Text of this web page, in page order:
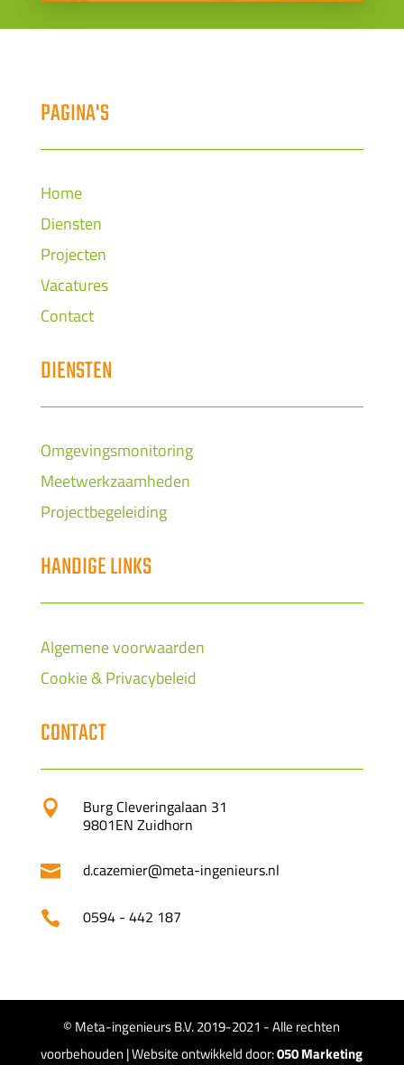
PAGINA'S
Home
Diensten
Projecten
Vacatures
Contact
DIENSTEN
Omgevingsmonitoring
Meetwerkzaamheden
Projectbegeleiding
HANDIGE LINKS
Algemene voorwaarden
Cookie & Privacybeleid
CONTACT

Burg Cleveringalaan 31
9801EN Zuidhorn
 d.cazemier@meta-ingenieurs.nl
 0594 - 442 187
© Meta-ingenieurs B.V. 2019-2021 - Alle rechten
voorbehouden | Website ontwikkeld door:050 Marketing